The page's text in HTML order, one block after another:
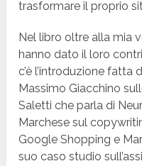
trasformare il proprio
Nel libro oltre alla mia
hanno dato il loro
c’è l’introduzione fatta
Massimo Giacchino
Saletti che parla di
Marchese sul
Google Shopping e
suo caso studio